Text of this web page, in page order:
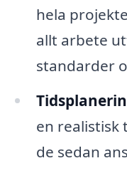
hela
allt arbete
standarder
en realistisk
de sedan